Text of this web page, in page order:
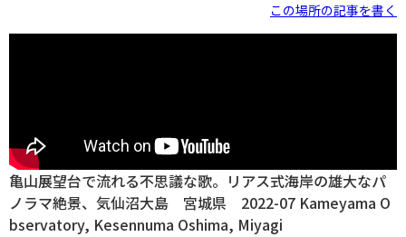
この場所の記事を書く
亀山展望台で流れる不思議な歌。リアス式海岸の雄大なパ
ノラマ絶景、気仙沼大島 宮城県 2022-07 Kameyama O
bservatory, Kesennuma Oshima, Miyagi